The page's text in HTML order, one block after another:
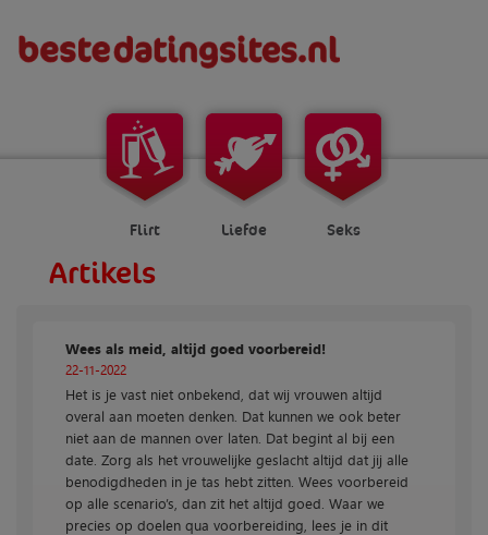
Flirt Liefde Seks
Artikels
Wees als meid, altijd goed voorbereid!
22-11-2022
Het is je vast niet onbekend, dat wij vrouwen altijd
overal aan moeten denken. Dat kunnen we ook beter
niet aan de mannen over laten. Dat begint al bij een
date. Zorg als het vrouwelijke geslacht altijd dat jij alle
benodigdheden in je tas hebt zitten. Wees voorbereid
op alle scenario’s, dan zit het altijd goed. Waar we
precies op doelen qua voorbereiding, lees je in dit